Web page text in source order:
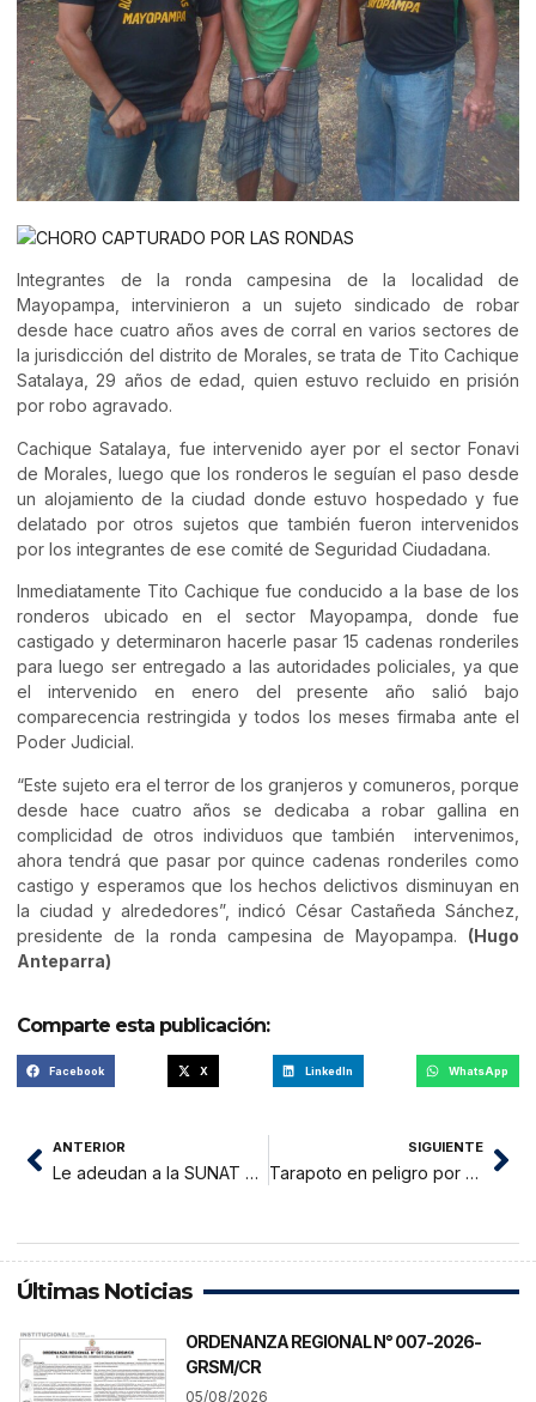
Integrantes de la ronda campesina de la localidad de
Mayopampa, intervinieron a un sujeto sindicado de robar
desde hace cuatro años aves de corral en varios sectores de
la jurisdicción del distrito de Morales, se trata de Tito Cachique
Satalaya, 29 años de edad, quien estuvo recluido en prisión
por robo agravado.
Cachique Satalaya, fue intervenido ayer por el sector Fonavi
de Morales, luego que los ronderos le seguían el paso desde
un alojamiento de la ciudad donde estuvo hospedado y fue
delatado por otros sujetos que también fueron intervenidos
por los integrantes de ese comité de Seguridad Ciudadana.
Inmediatamente Tito Cachique fue conducido a la base de los
ronderos ubicado en el sector Mayopampa, donde fue
castigado y determinaron hacerle pasar 15 cadenas ronderiles
para luego ser entregado a las autoridades policiales, ya que
el intervenido en enero del presente año salió bajo
comparecencia restringida y todos los meses firmaba ante el
Poder Judicial.
“Este sujeto era el terror de los granjeros y comuneros, porque
desde hace cuatro años se dedicaba a robar gallina en
complicidad de otros individuos que también intervenimos,
ahora tendrá que pasar por quince cadenas ronderiles como
castigo y esperamos que los hechos delictivos disminuyan en
la ciudad y alrededores”, indicó César Castañeda Sánchez,
presidente de la ronda campesina de Mayopampa. (Hugo
Anteparra)
Comparte esta publicación:
Facebook X LinkedIn WhatsApp
ANTERIOR
Le adeudan a la SUNAT más de 3 millones 900 mil soles
SIGUIENTE
Tarapoto en peligro por desechos hospitalarios arrojados en botadero municipal
Últimas Noticias
ORDENANZA REGIONAL N° 007-2026-
GRSM/CR
05/08/2026